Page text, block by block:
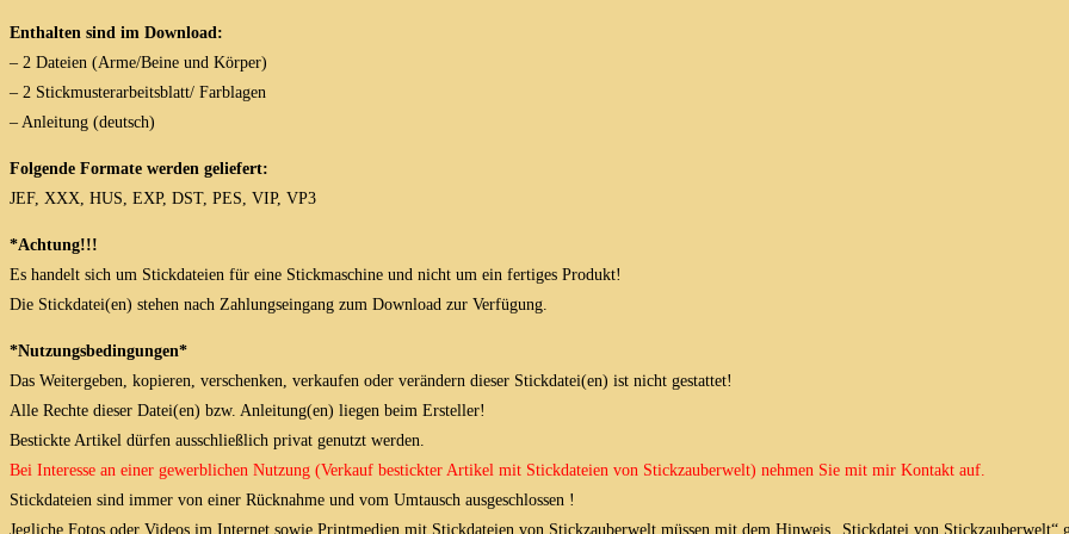
Enthalten sind im Download:
– 2 Dateien (Arme/Beine und Körper)
– 2 Stickmusterarbeitsblatt/ Farblagen
– Anleitung (deutsch)
Folgende Formate werden geliefert:
JEF, XXX, HUS, EXP, DST, PES, VIP, VP3
*Achtung!!!
Es handelt sich um Stickdateien für eine Stickmaschine und nicht um ein fertiges Produkt!
Die Stickdatei(en) stehen nach Zahlungseingang zum Download zur Verfügung.
*Nutzungsbedingungen*
Das Weitergeben, kopieren, verschenken, verkaufen oder verändern dieser Stickdatei(en) ist nicht gestattet!
Alle Rechte dieser Datei(en) bzw. Anleitung(en) liegen beim Ersteller!
Bestickte Artikel dürfen ausschließlich privat genutzt werden.
Bei Interesse an einer gewerblichen Nutzung (Verkauf bestickter Artikel mit Stickdateien von Stickzauberwelt) nehmen Sie mit mir Kontakt auf.
Stickdateien sind immer von einer Rücknahme und vom Umtausch ausgeschlossen !
Jegliche Fotos oder Videos im Internet sowie Printmedien mit Stickdateien von Stickzauberwelt müssen mit dem Hinweis „Stickdatei von Stickzauberwelt“